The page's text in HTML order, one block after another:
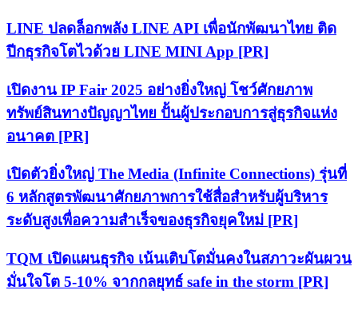
LINE ปลดล็อกพลัง LINE API เพื่อนักพัฒนาไทย ติด
ปีกธุรกิจโตไวด้วย LINE MINI App [PR]
เปิดงาน IP Fair 2025 อย่างยิ่งใหญ่ โชว์ศักยภาพ
ทรัพย์สินทางปัญญาไทย ปั้นผู้ประกอบการสู่ธุรกิจแห่ง
อนาคต [PR]
เปิดตัวยิ่งใหญ่ The Media (Infinite Connections) รุ่นที่
6 หลักสูตรพัฒนาศักยภาพการใช้สื่อสำหรับผู้บริหาร
ระดับสูงเพื่อความสำเร็จของธุรกิจยุคใหม่ [PR]
TQM เปิดแผนธุรกิจ เน้นเติบโตมั่นคงในสภาวะผันผวน
มั่นใจโต 5-10% จากกลยุทธ์ safe in the storm [PR]